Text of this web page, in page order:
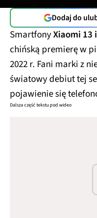
Dodaj do
SmartfonyXiaomi 13
chińską premierę w
2022 r. Fani marki z
światowy debiut tej
pojawienie się
Dalsza część tekstu pod wideo